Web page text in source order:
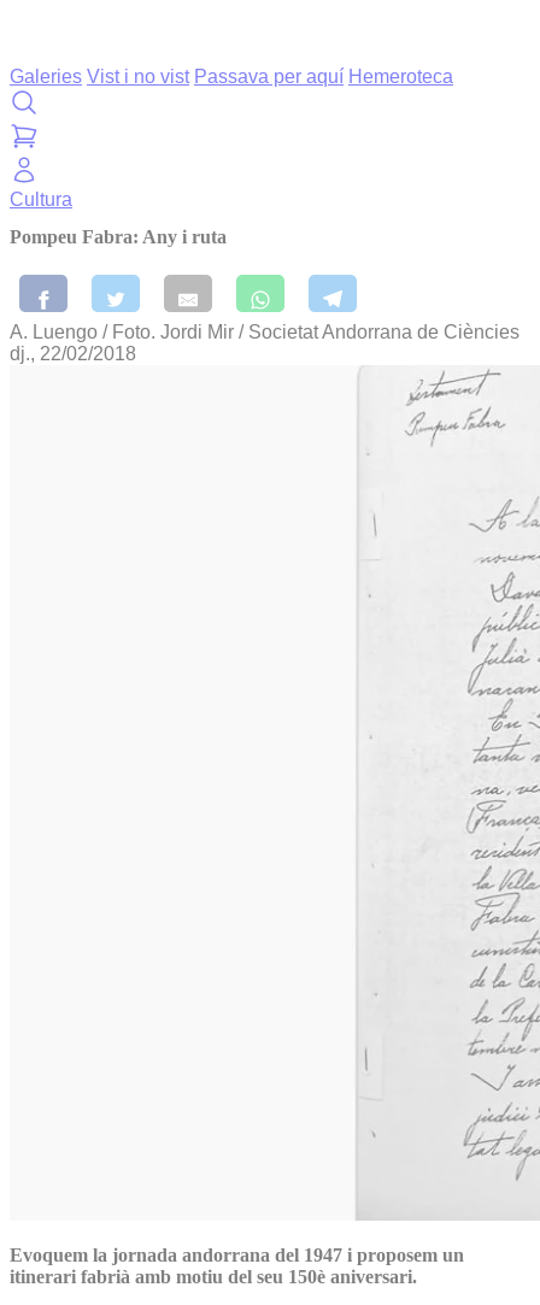
Galeries Vist i no vist Passava per aquí Hemeroteca
Cultura
Pompeu Fabra: Any i ruta
A. Luengo / Foto. Jordi Mir / Societat Andorrana de Ciències
dj., 22/02/2018
Evoquem la jornada andorrana del 1947 i proposem un
itinerari fabrià amb motiu del seu 150è aniversari.